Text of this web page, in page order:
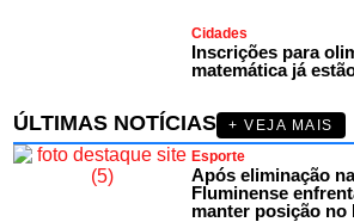
Cidades
Inscrições para
matemática já
ÚLTIMAS NOTÍCIAS
+ VEJA MAIS
Esporte
Após eliminação
Fluminense
manter posição no